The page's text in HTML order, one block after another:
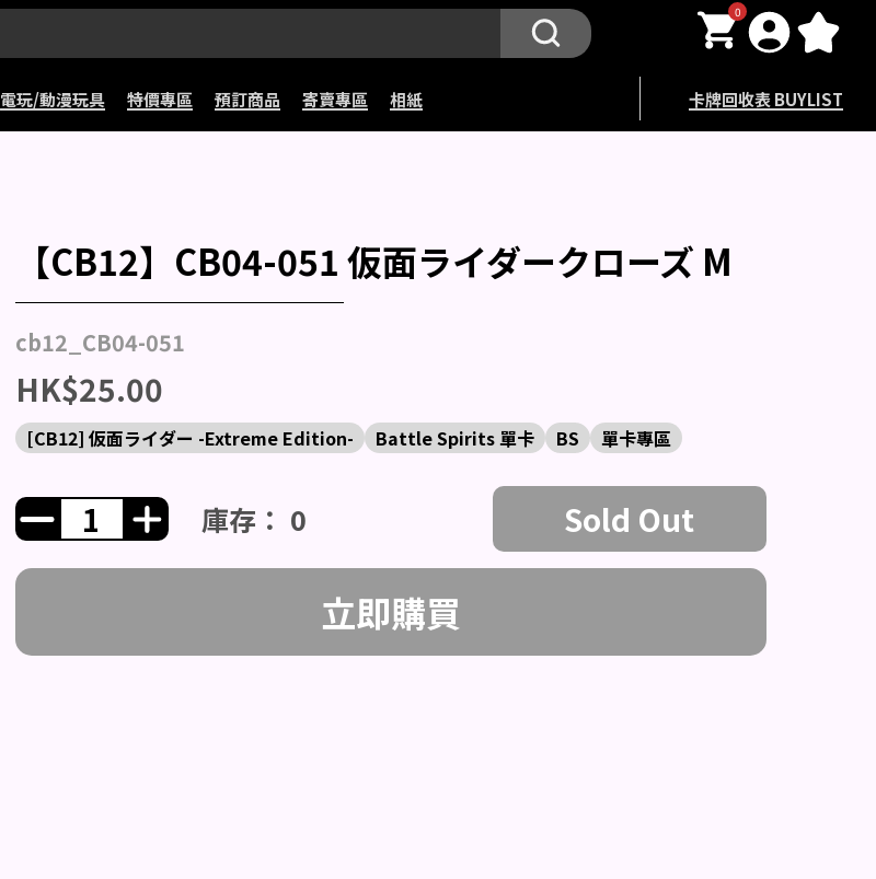
0
電玩/動漫玩具 特價專區 預訂商品 寄賣專區 相紙 卡牌回收表 BUYLIST
【CB12】CB04-051 仮面ライダークローズ M
cb12_CB04-051
HK$25.00
[CB12] 仮面ライダー -Extreme Edition- Battle Spirits 單卡 BS 單卡專區
庫存： 0 Sold Out
立即購買